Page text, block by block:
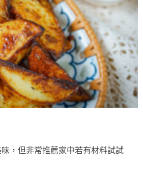
，但非常推薦家中若有材料試試